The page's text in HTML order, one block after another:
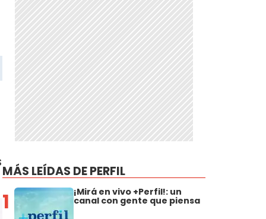
MÁS LEÍDAS DE PERFIL
1 ¡Mirá en vivo +Perfil!: un
canal con gente que piensa